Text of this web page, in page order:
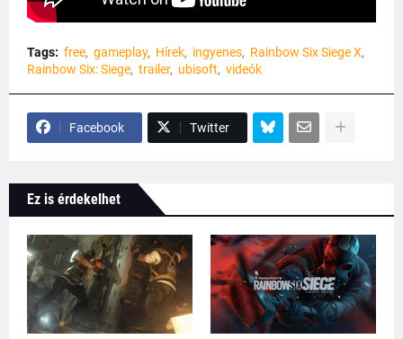
Tags: free gameplay Hírek ingyenes
Rainbow Six Siege X
Rainbow Six: Siege trailer ubisoft videók
Facebook Twitter
Ez is érdekelhet